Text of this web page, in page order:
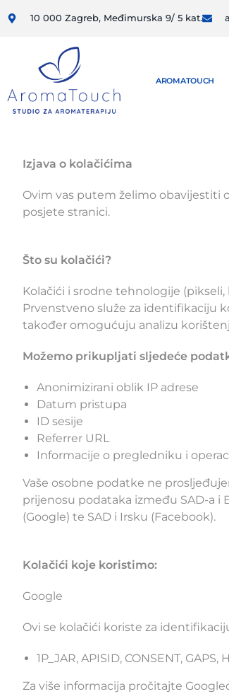
10 000 Zagreb, Međimurska 9/ 5 kat.
AROMATOUCH
Izjava o kolačićima
Ovim vas putem želimo
posjete stranici.
Što su kolačići?
Kolačići i srodne tehnologije
Prvenstveno služe za identifikaciju
također omogućuju analizu
Možemo prikupljati sljedeće
Anonimizirani oblik IP adrese
Datum pristupa
ID sesije
Referrer URL
Informacije o pregledniku i
Vaše osobne podatke ne
prijenosu podataka između SAD-a i
(Google) te SAD i Irsku (Facebook).
Kolačići koje koristimo:
Google
Ovi se kolačići koriste za
1P_JAR, APISID, CONSENT,
Za više informacija pročitajte